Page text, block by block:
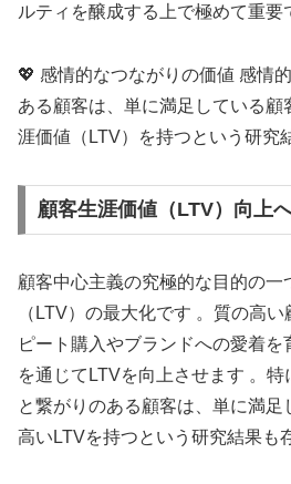
ルティを醸成する上で極めて重要
💖 感情的なつながりの価値 感情
ある顧客は、単に満足している顧
涯価値（LTV）を持つという研究
顧客生涯価値（LTV）向上
顧客中心主義の究極的な目的の一
（LTV）の最大化です 。質の高
ピート購入やブランドへの愛着
を通じてLTVを向上させます 。
と繋がりのある顧客は、単に満
高いLTVを持つという研究結果も